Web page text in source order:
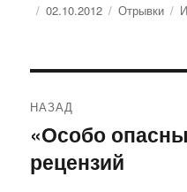
Опубликовано
02.10.2012 Рубрики
Отрывки
по
записям
НАЗАД
Предыдущая
запись:
«Особо
рецензий